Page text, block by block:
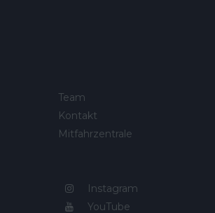
Team
Kontakt
Mitfahrzentrale
Instagram
YouTube